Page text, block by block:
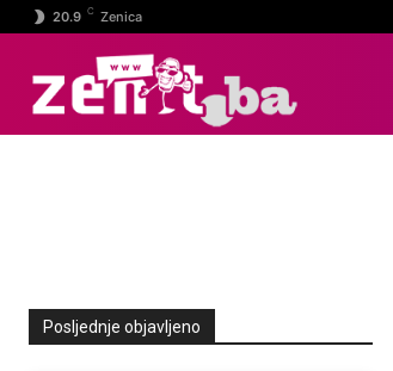
20.9 C Zenica
Posljednje objavljeno